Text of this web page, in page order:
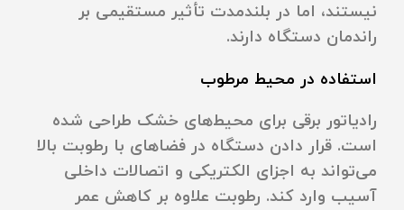
نیستند، اما در بلندمدت تأثیر مستقیمی بر
راندمان دستگاه دارند.
استفاده در محیط مرطوب
رادیاتور برقی برای محیط‌های خشک طراحی شده
است. قرار دادن دستگاه در فضاهای با رطوبت بالا
می‌تواند به اجزای الکتریکی و اتصالات داخلی
آسیب وارد کند. رطوبت علاوه بر کاهش عمر